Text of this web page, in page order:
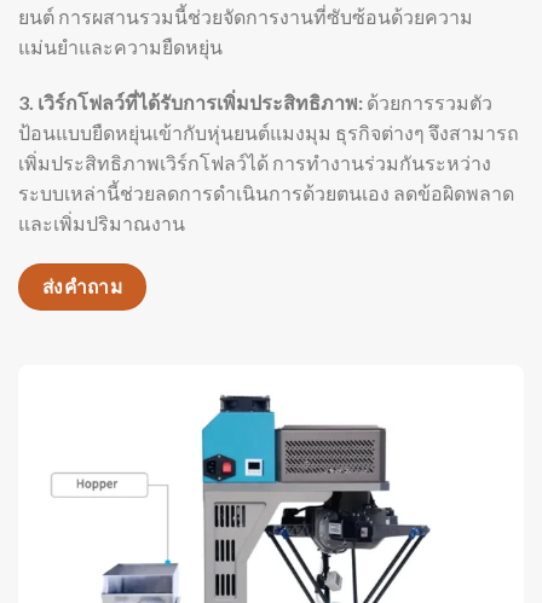
ยนต์ การผสานรวมนี้ช่วยจัดการงานที่ซับซ้อนด้วยความ
แม่นยำและความยืดหยุ่น
3. เวิร์กโฟลว์ที่ได้รับการเพิ่มประสิทธิภาพ: ด้วยการรวมตัว
ป้อนแบบยืดหยุ่นเข้ากับหุ่นยนต์แมงมุม ธุรกิจต่างๆ จึงสามารถ
เพิ่มประสิทธิภาพเวิร์กโฟลว์ได้ การทำงานร่วมกันระหว่าง
ระบบเหล่านี้ช่วยลดการดำเนินการด้วยตนเอง ลดข้อผิดพลาด
และเพิ่มปริมาณงาน
ส่งคำถาม